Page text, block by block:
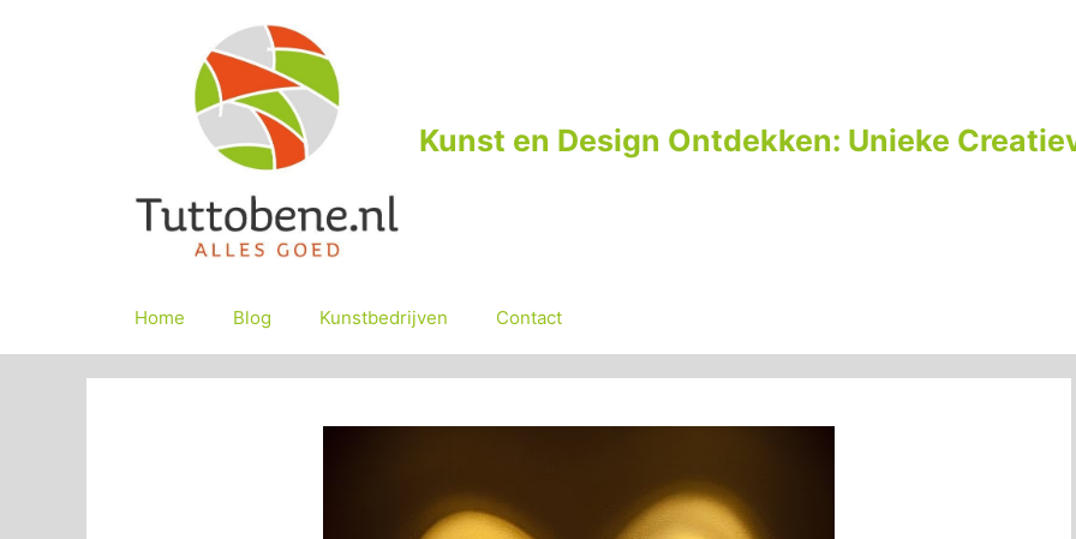
Kunst en Design Ontdekken: Unieke
Home Blog Kunstbedrijven Contact